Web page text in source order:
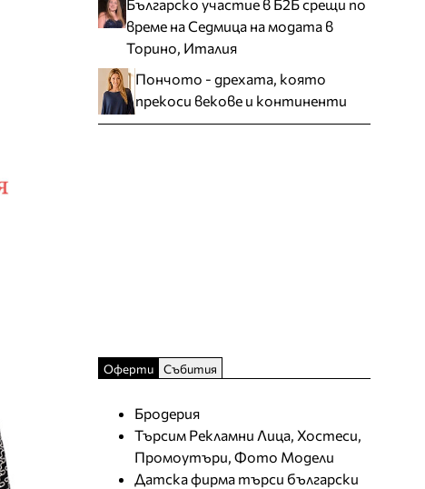
Българско участие в Б2Б срещи по
време на Седмица на модата в
Торино, Италия
Пончото - дрехата, която
прекоси векове и континенти
Оферти Събития
Бродерия
Търсим Рекламни Лица, Хостеси,
Промоутъри, Фото Модели
Датска фирма търси български